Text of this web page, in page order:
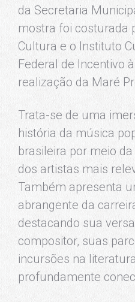
da Secretaria
mostra foi costurada
Cultura e o Instituto
Federal de Incentivo
realização da Maré
Trata-se de uma
história da música
brasileira por meio
dos artistas mais
Também apresenta
abrangente da
destacando sua
compositor, suas
incursões na
profundamente